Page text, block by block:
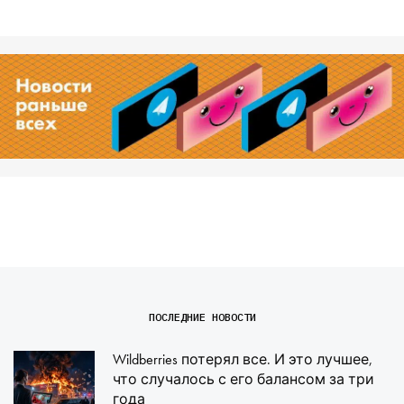
ПОСЛЕДНИЕ НОВОСТИ
Wildberries потерял все. И это лучшее,
что случалось с его балансом за три
года